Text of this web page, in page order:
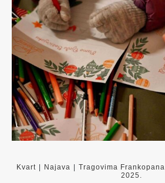
Kvart Najava Tragovima Frankopana
2025.